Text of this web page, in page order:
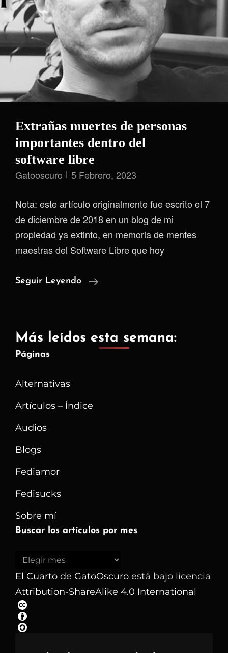
Extrañas muertes de personas
importantes dentro del
software libre
Gatooscuro 5 Febrero, 2023
Nota: este artículo originalmente fue escrito el 7
de diciembre de 2018 en un blog de mi
propiedad ya extinto, en memoria de mentes
maestras del Software Libre que hoy
Seguir Leyendo
Extrañas
Importantes
Más leídos esta semana:
Páginas
Alternativas
Artículos – Índice
Audios
Blogs
Fediamor
Fedisucks
Sobre mí
Buscar los artículos por mes
Buscar
los
artículos
por
mes
El Cuarto de GatoOscuro está bajo licencia
Attribution-ShareAlike 4.0 International